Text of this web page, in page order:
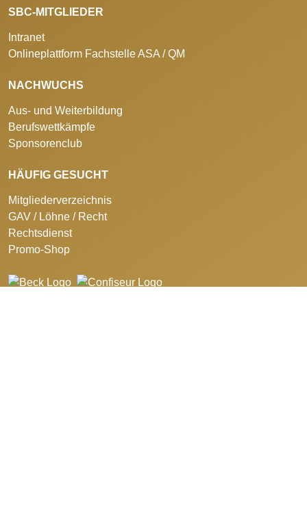
SBC-MITGLIEDER
Intranet
Onlineplattform Fachstelle ASA / QM
NACHWUCHS
Aus- und Weiterbildung
Berufswettkämpfe
Sponsorenclub
HÄUFIG GESUCHT
Mitgliederverzeichnis
GAV / Löhne / Recht
Rechtsdienst
Promo-Shop